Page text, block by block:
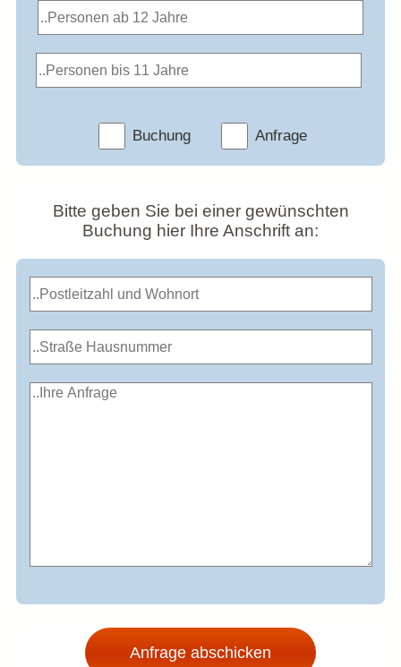
Buchung Anfrage
Bitte geben Sie bei einer gewünschten
Buchung hier Ihre Anschrift an: